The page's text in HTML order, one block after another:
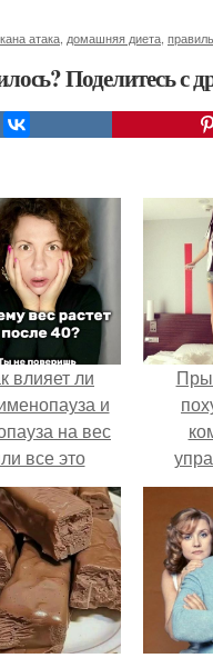
атака домашняя диета
Поделитесь с
влияет ли
и
на вес
все это
ерунда?